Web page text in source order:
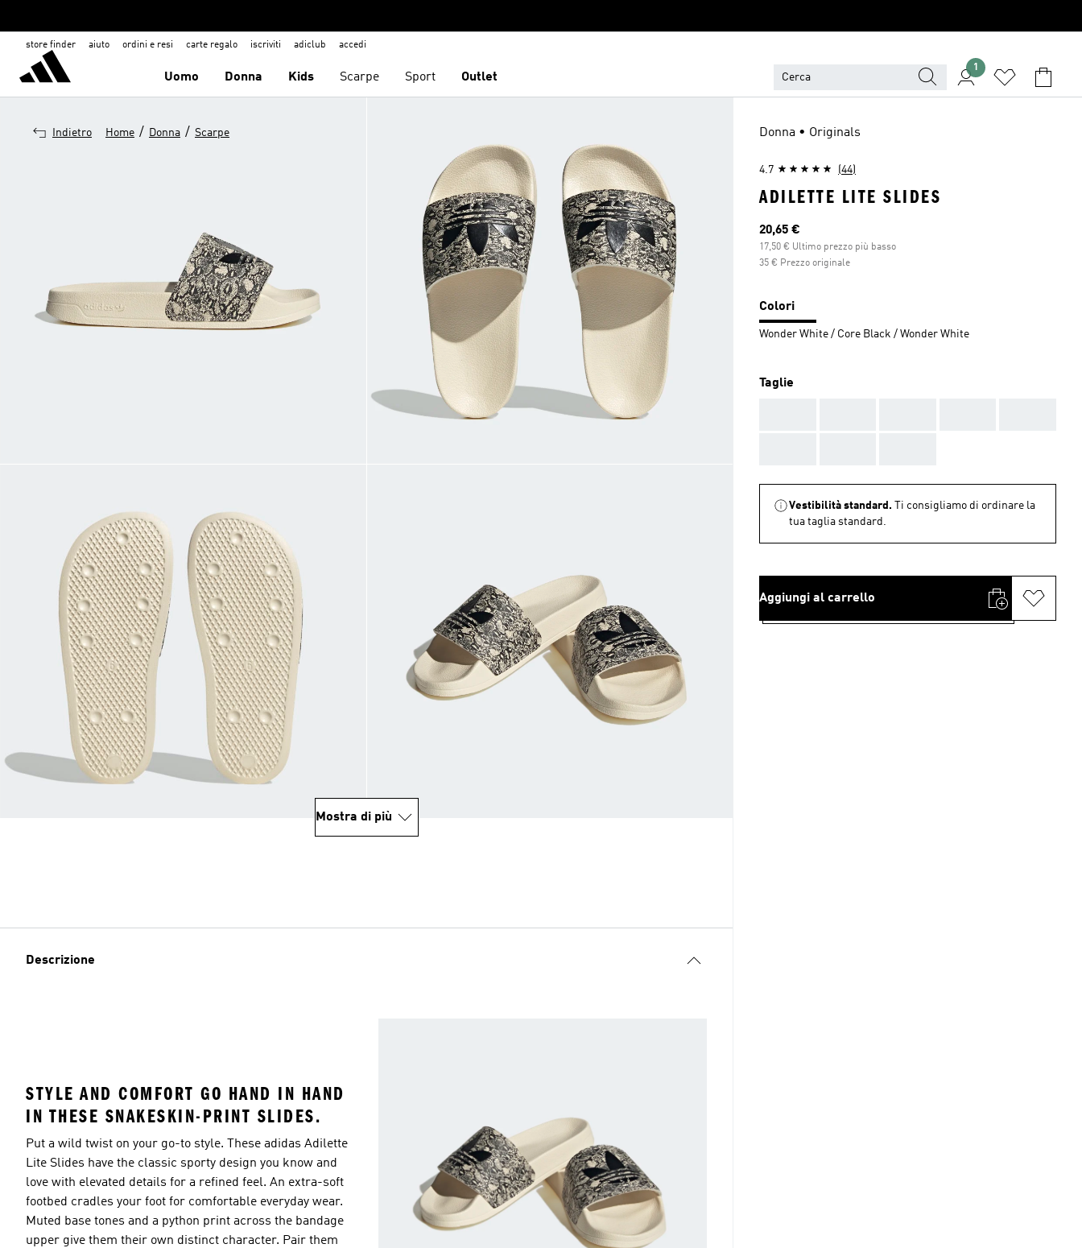
store finder aiuto ordini e resi carte regalo iscriviti adiclub accedi
Uomo Donna Kids Scarpe Sport Outlet
1
Indietro Home / Donna / Scarpe
Mostra di più
Descrizione
STYLE AND COMFORT GO HAND IN HAND
IN THESE SNAKESKIN-PRINT SLIDES.
Put a wild twist on your go-to style. These adidas Adilette
Lite Slides have the classic sporty design you know and
love with elevated details for a refined feel. An extra-soft
footbed cradles your foot for comfortable everyday wear.
Muted base tones and a python print across the bandage
upper give them their own distinct character. Pair them
Donna • Originals
4.7 (44)
ADILETTE LITE SLIDES
Prezzo attuale
20,65 €
17,50 € Ultimo prezzo più basso
35 € Prezzo originale
Colori
Wonder White / Core Black / Wonder White
Taglie
Vestibilità standard.
Ti consigliamo di ordinare la
tua taglia standard.
Aggiungi al carrello